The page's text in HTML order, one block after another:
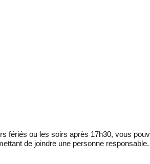
fériés ou les soirs après 17h30, vous
de joindre une personne responsable.